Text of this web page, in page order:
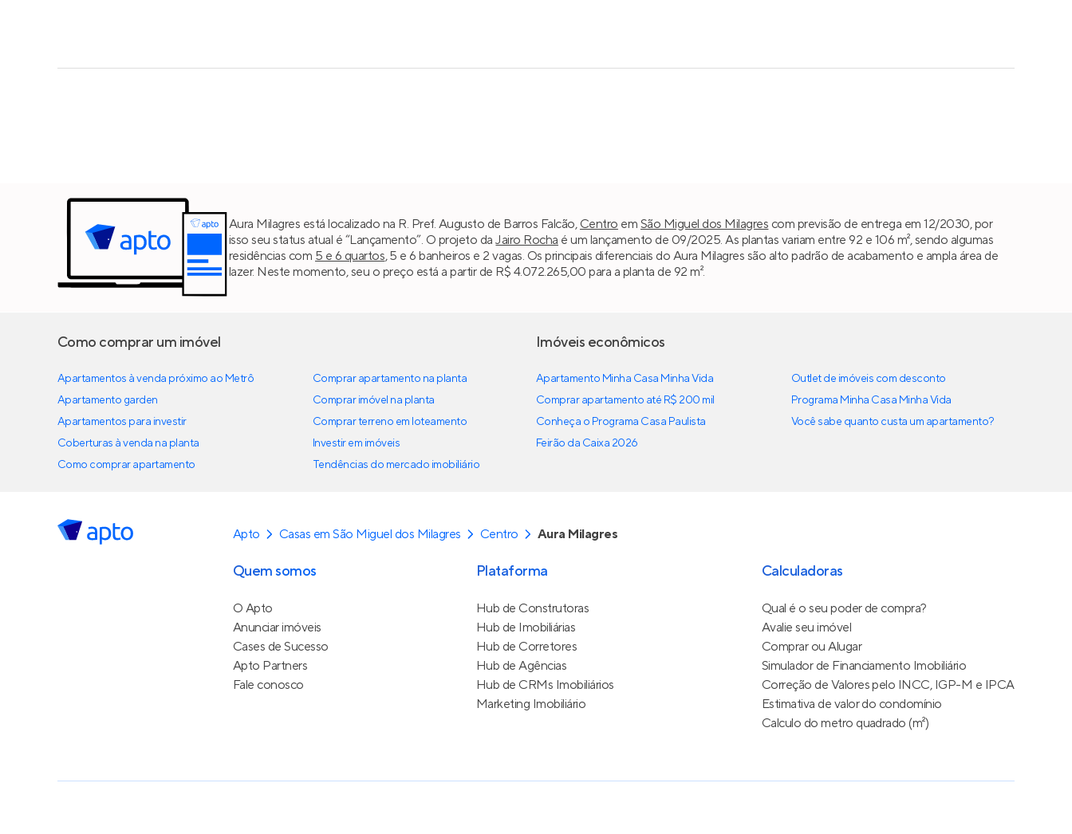
Aura Milagres está localizado na R. Pref. Augusto de Barros Falcão, Centro em São Miguel dos Milagres com previsão de entrega em 12/2030, por
isso seu status atual é “Lançamento”. O projeto daJairo Rocha é um lançamento de 09/2025. As plantas variam entre 92 e 106 m², sendo algumas
residências com 5 e 6 quartos, 5 e 6 banheiros e 2 vagas. Os principais diferenciais do Aura Milagres são alto padrão de acabamento e ampla área de
lazer. Neste momento, seu o preço está a partir de R$ 4.072.265,00 para a planta de 92 m².
Como comprar um imóvel
Apartamentos à venda próximo ao Metrô
Apartamento garden
Apartamentos para investir
Coberturas à venda na planta
Como comprar apartamento
Comprar apartamento na planta
Comprar imóvel na planta
Comprar terreno em loteamento
Investir em imóveis
Tendências do mercado imobiliário
Imóveis econômicos
Apartamento Minha Casa Minha Vida
Comprar apartamento até R$ 200 mil
Conheça o Programa Casa Paulista
Feirão da Caixa 2026
Outlet de imóveis com desconto
Programa Minha Casa Minha Vida
Você sabe quanto custa um apartamento?
Apto Casas em São Miguel dos Milagres Centro Aura Milagres
Quem somos
O Apto
Anunciar imóveis
Cases de Sucesso
Apto Partners
Fale conosco
Plataforma
Hub de Construtoras
Hub de Imobiliárias
Hub de Corretores
Hub de Agências
Hub de CRMs Imobiliários
Marketing Imobiliário
Calculadoras
Qual é o seu poder de compra?
Avalie seu imóvel
Comprar ou Alugar
Simulador de Financiamento Imobiliário
Correção de Valores pelo INCC, IGP-M e IPCA
Estimativa de valor do condomínio
Calculo do metro quadrado (m²)